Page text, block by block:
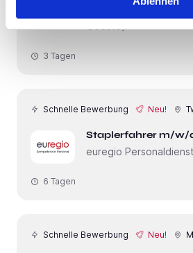
3 Tagen
Schnelle Bewerbung Neu!
Staplerfahrer m/w/
euregio
6 Tagen
Schnelle Bewerbung Neu!